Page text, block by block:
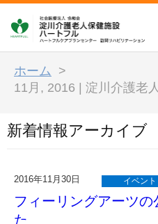
ホーム >
11月, 2016 | 淀川介護老
新着情報アーカイブ
2016年11月30日 イベント
フィーリングアーツ
た